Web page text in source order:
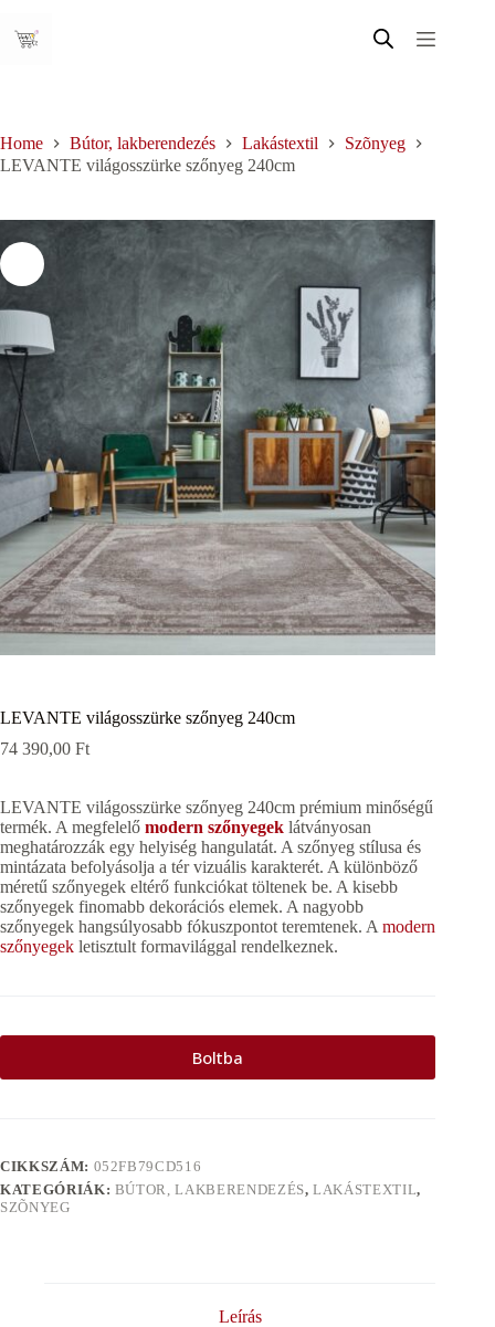
content
Home Bútor, lakberendezés Lakástextil
Szõnyeg
LEVANTE világosszürke szőnyeg 240cm
LEVANTE világosszürke szőnyeg 240cm
74 390,00 Ft
LEVANTE világosszürke szőnyeg 240cm prémium minőségű
termék. A megfelelő modern szőnyegek látványosan
meghatározzák egy helyiség hangulatát. A szőnyeg stílusa és
mintázata befolyásolja a tér vizuális karakterét. A különböző
méretű szőnyegek eltérő funkciókat töltenek be. A kisebb
szőnyegek finomabb dekorációs elemek. A nagyobb
szőnyegek hangsúlyosabb fókuszpontot teremtenek. A modern
szőnyegek letisztult formavilággal rendelkeznek.
Boltba
CIKKSZÁM: 052FB79CD516
KATEGÓRIÁK: BÚTOR, LAKBERENDEZÉS,LAKÁSTEXTIL,
SZÕNYEG
Leírás